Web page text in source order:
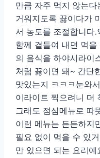
만큼 자주 먹지 않는
거워지도록 끓이다가
서 농도를 조절합니다
함께 곁들여 내면 먹
의 음식을 하야시라이
처럼 끓이면 돼~ 간단
맛있는지 ㅋㅋㅋ눈와
이라이트 찍으려니 더
그래도 점심메뉴로 따
이런 메뉴는 든든하지
필요 없이 먹을 수 있
만 있으면 되는 요리